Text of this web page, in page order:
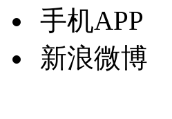
手机APP
新浪微博